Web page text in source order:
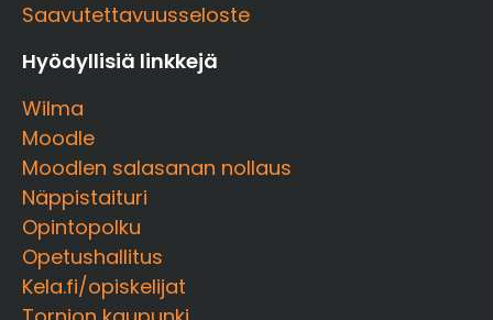
Saavutettavuusseloste
Hyödyllisiä linkkejä
Wilma
Moodle
Moodlen salasanan nollaus
Näppistaituri
Opintopolku
Opetushallitus
Kela.fi/opiskelijat